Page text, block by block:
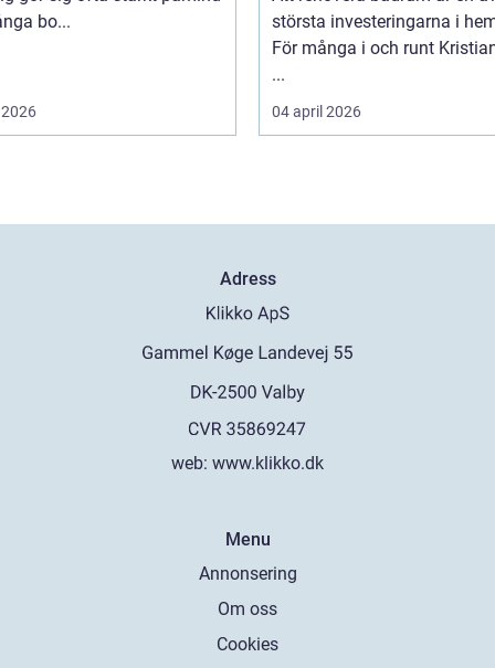
bo...
största investeringarna i
För många i och runt
...
04 april 2026
Adress
web: www.klikko.dk
Menu
Annonsering
Om oss
Cookies